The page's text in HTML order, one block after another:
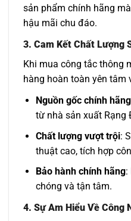
sản phẩm chính hãng
hậu mãi chu đáo.
3. Cam Kết Chất Lượng
Khi mua công tắc thông
hàng hoàn toàn yên tâm
Nguồn gốc chính hãng
từ nhà sản xuất Rạng
Chất lượng vượt trội:
thuật cao, tích hợp
Bảo hành chính hãng:
chóng và tận tâm.
4. Sự Am Hiểu Về Công